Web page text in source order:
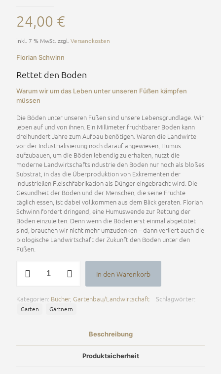
24,00 €
inkl. 7 % MwSt. zzgl. Versandkosten
Florian Schwinn
Rettet den Boden
Warum wir um das Leben unter unseren Füßen kämpfen
müssen
Die Böden unter unseren Füßen sind unsere Lebensgrundlage. Wir
leben auf und von ihnen. Ein Millimeter fruchtbarer Boden kann
dreihundert Jahre zum Aufbau benötigen. Waren die Landwirte
vor der Industrialisierung noch darauf angewiesen, Humus
aufzubauen, um die Böden lebendig zu erhalten, nutzt die
moderne Landwirtschaftsindustrie den Boden nur noch als bloßes
Substrat, in das die Überproduktion von Exkrementen der
industriellen Fleischfabrikation als Dünger eingebracht wird. Die
Gesundheit der Böden und der Menschen, die seine Früchte
täglich essen, ist dabei vollkommen aus dem Blick geraten. Florian
Schwinn fordert dringend, eine Humuswende zur Rettung der
Böden einzuleiten. Denn wenn die Böden erst einmal abgetötet
sind, brauchen wir nicht mehr umzudenken – dann verliert auch die
biologische Landwirtschaft der Zukunft den Boden unter den
Füßen.
In den Warenkorb
Alternative:
Kategorien: Bücher, Gartenbau/Landwirtschaft Schlagwörter:
Garten Gärtnern
Beschreibung
Produktsicherheit